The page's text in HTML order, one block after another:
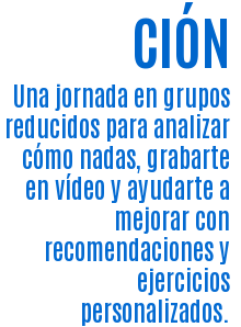
CIÓN
Una jornada en grupos
reducidos para analizar
cómo nadas, grabarte
en vídeo y ayudarte a
mejorar con
recomendaciones y
ejercicios
personalizados.